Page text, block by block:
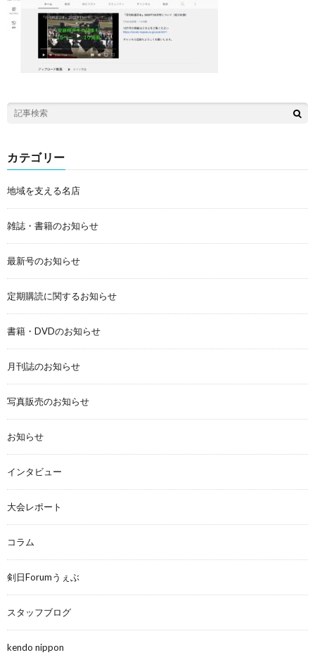
カテゴリー
地域を支える名店
雑誌・書籍のお知らせ
最新号のお知らせ
定期購読に関するお知らせ
書籍・DVDのお知らせ
月刊誌のお知らせ
写真販売のお知らせ
お知らせ
インタビュー
大会レポート
コラム
剣日Forumうぇぶ
スタッフブログ
kendo nippon